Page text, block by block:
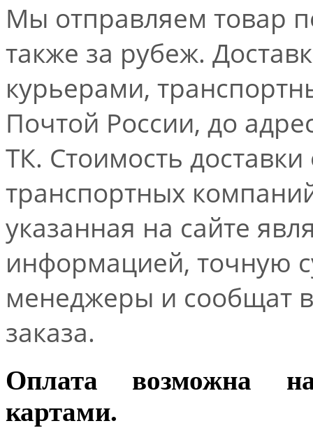
Мы отправляем товар
также за рубеж.
курьерами,
Почтой России, до
ТК. Стоимость
транспортных
указанная на сайте
информацией, точную
менеджеры и сообщат
заказа.
Оплата возможна
картами.